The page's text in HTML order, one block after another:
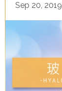
Sep 20, 2019